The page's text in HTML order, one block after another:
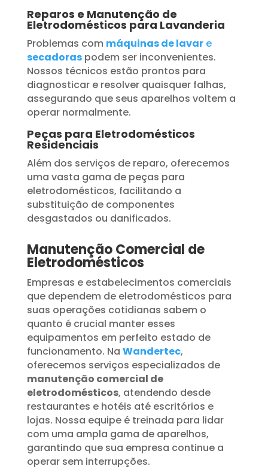
Reparos e Manutenção de
Eletrodomésticos para Lavanderia
Problemas com máquinas de lavare
secadoraspodem ser inconvenientes.
Nossos técnicos estão prontos para
diagnosticar e resolver quaisquer falhas,
assegurando que seus aparelhos voltem a
operar normalmente.
Peças para Eletrodomésticos
Residenciais
Além dos serviços de reparo, oferecemos
uma vasta gama de peças para
eletrodomésticos, facilitando a
substituição de componentes
desgastados ou danificados.
Manutenção Comercial de
Eletrodomésticos
Empresas e estabelecimentos comerciais
que dependem de eletrodomésticos para
suas operações cotidianas sabem o
quanto é crucial manter esses
equipamentos em perfeito estado de
funcionamento. Na Wandertec,
oferecemos serviços especializados de
manutenção comercial de
eletrodomésticos, atendendo desde
restaurantes e hotéis até escritórios e
lojas. Nossa equipe é treinada para lidar
com uma ampla gama de aparelhos,
garantindo que sua empresa continue a
operar sem interrupções.